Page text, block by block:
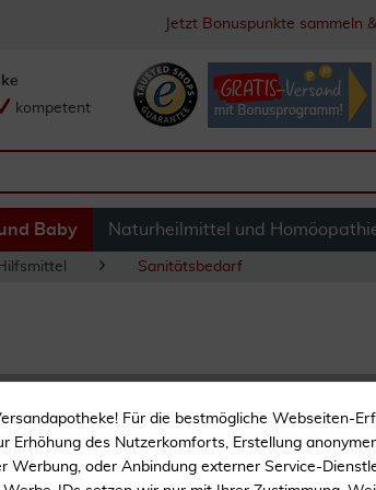
Jetzt Bonuspunkte sammeln
kompetent
Baby Naturheilmittel und
Sanitätsbedarf
Bort Polster
Für die bestmögliche Webseiten-
Erhöhung des Nutzerkomforts, Erstellung
Werbung, oder Anbindung externer Service-